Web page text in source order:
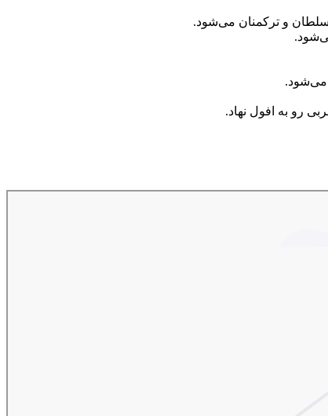
می‌شود.
رو به افول نهاد.